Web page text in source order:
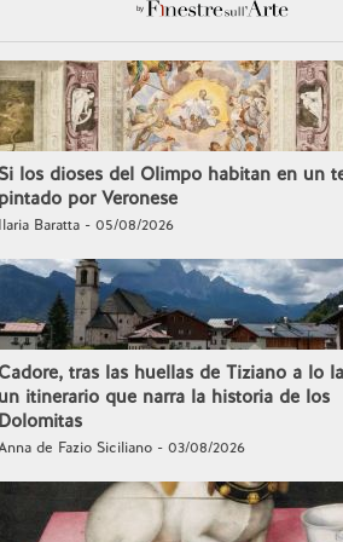
Si los dioses del Olimpo habitan en un
pintado por Veronese
Ilaria Baratta - 05/08/2026
Cadore, tras las huellas de Tiziano a lo
un itinerario que narra la historia de los
Dolomitas
de Fazio Siciliano - 03/08/2026